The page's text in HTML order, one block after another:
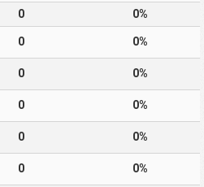
0 0%
0 0%
0 0%
0 0%
0 0%
0 0%